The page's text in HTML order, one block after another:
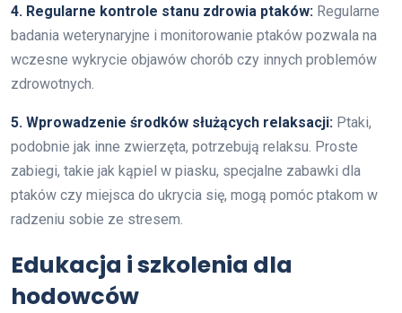
4. Regularne kontrole stanu zdrowia ptaków: Regularne
badania weterynaryjne i monitorowanie ptaków pozwala na
wczesne wykrycie objawów chorób czy innych problemów
zdrowotnych.
5. Wprowadzenie środków służących relaksacji: Ptaki,
podobnie jak inne zwierzęta, potrzebują relaksu. Proste
zabiegi, takie jak kąpiel w piasku, specjalne zabawki dla
ptaków czy miejsca do ukrycia się, mogą pomóc ptakom w
radzeniu sobie ze stresem.
Edukacja i szkolenia dla
hodowców